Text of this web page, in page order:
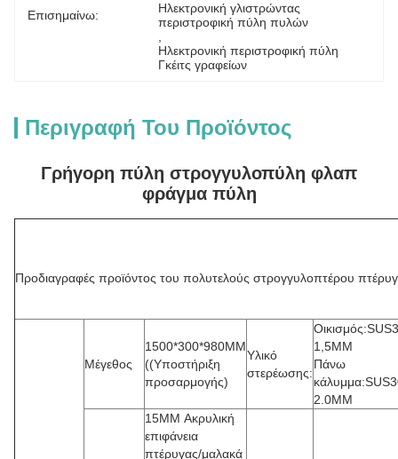
Επισημαίνω:
Ηλεκτρονική γλιστρώντας
περιστροφική πύλη πυλών
Ηλεκτρονική περιστροφική πύλη
Γκέιτς γραφείων
Περιγραφή Του Προϊόντος
Γρήγορη πύλη στρογγυλοπύλη φλαπ
φράγμα πύλη
Προδιαγραφές προϊόντος του πολυτελούς στρογγυλοπτέρου
Μέγεθος
1500*300*980MM
((Υποστήριξη
προσαρμογής)
Υλικό
στερέωσης:
1,5MM
Πάνω
2.0MM
15MM Ακρυλική
επιφάνεια
πτέρυγας/μαλακά